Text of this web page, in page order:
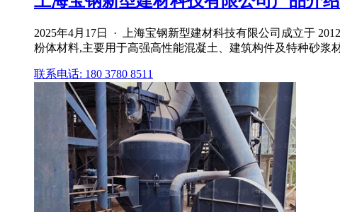
2025年4月17日 · 上海宝钢新型建材科技有限公司成立于
粉体材料,主要用于高强高性能混凝土、建筑构件及特种砂浆
联系电话: 180 3780 8511